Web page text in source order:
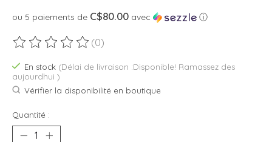
ou 5 paiements de C$80.00 avec ⓘ
Ce produit est évalué à
(0)
En stock (Délai de livraison :Disponible! Ramassez des
aujourdhui )
Vérifier la disponibilité en boutique
Quantité :